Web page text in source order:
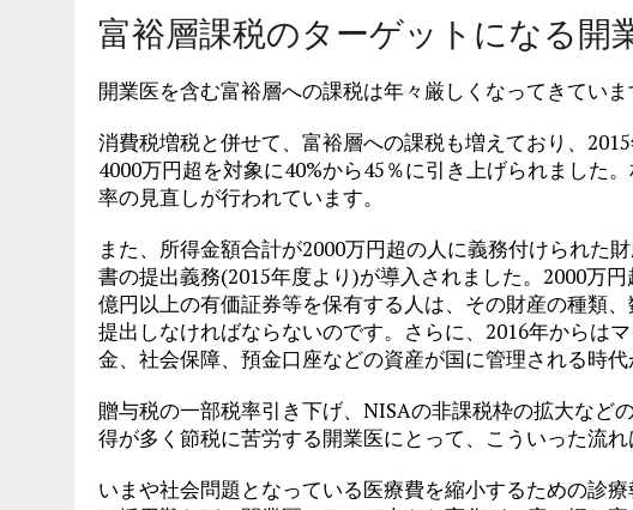
富裕層課税のターゲットになる開
開業医を含む富裕層への課税は年々厳しくなってきていま
消費税増税と併せて、富裕層への課税も増えており、
4000万円超を対象に40%から45％に引き上げられました
率の見直しが行われています。
また、所得金額合計が2000万円超の人に義務付けられた
書の提出義務(2015年度より)が導入されました。2000万
億円以上の有価証券等を保有する人は、その財産の種類
提出しなければならないのです。さらに、2016年からは
金、社会保障、預金口座などの資産が国に管理される時代
贈与税の一部税率引き下げ、NISAの非課税枠の拡大など
得が多く節税に苦労する開業医にとって、こういった流れ
いまや社会問題となっている医療費を縮小するための診